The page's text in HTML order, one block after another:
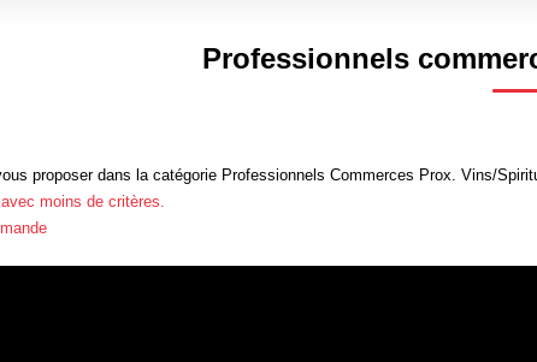
Professionnels
proposer dans la catégorie Professionnels Commerces Prox. Vins/
moins de critères.